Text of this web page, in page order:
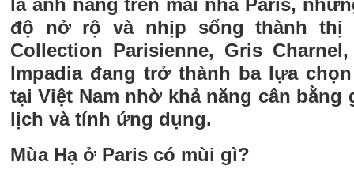
là ánh nắng trên mái nhà Paris,
độ nở rộ và nhịp sống thành thị
Collection Parisienne, Gris
Impadia đang trở thành ba lựa
tại Việt Nam nhờ khả năng cân
lịch và tính ứng dụng.
Mùa Hạ ở Paris có mùi gì?